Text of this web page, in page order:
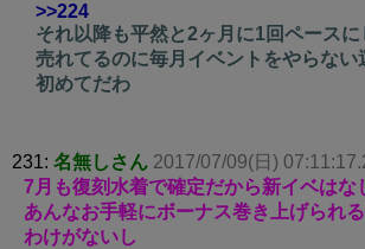
>>224
それ以降も平然と2ヶ月に1回ペース
売れてるのに毎月イベントをやらない
初めてだわ
231: 名無しさん 2017/07/09(日)
7月も復刻水着で確定だから新イベはな
あんなお手軽にボーナス巻き上げられ
わけがないし